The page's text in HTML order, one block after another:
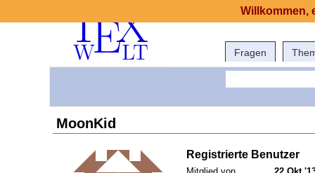
Fragen
MoonKid
Registrierte Benutzer
Willkommen,